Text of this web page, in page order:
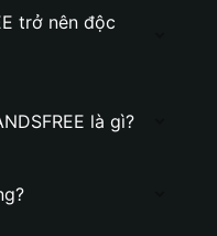
trở nên độc
là gì?